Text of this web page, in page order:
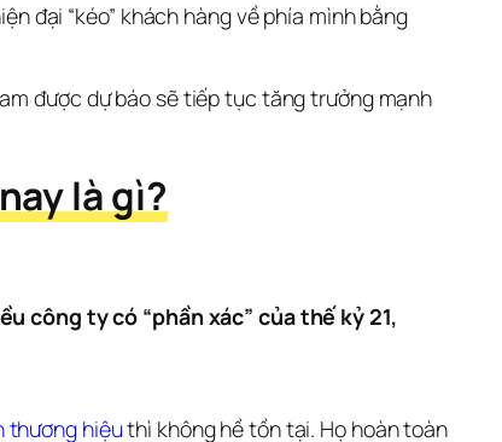
đại “kéo” khách hàng về phía mình bằng
được dự báo sẽ tiếp tục tăng trưởng mạnh
là gì?
công ty có “phần xác” của thế kỷ 21,
thương hiệuthì không hề tồn tại. Họ hoàn toàn